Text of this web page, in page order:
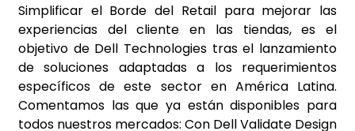
Simplificar el Borde del Retail para mejorar las
experiencias del cliente en las tiendas, es el
objetivo de Dell Technologies tras el lanzamiento
de soluciones adaptadas a los requerimientos
específicos de este sector en América Latina.
Comentamos las que ya están disponibles para
todos nuestros mercados: Con Dell Validate Design